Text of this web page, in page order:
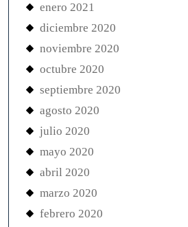
enero 2021
diciembre 2020
noviembre 2020
octubre 2020
septiembre 2020
agosto 2020
julio 2020
mayo 2020
abril 2020
marzo 2020
febrero 2020